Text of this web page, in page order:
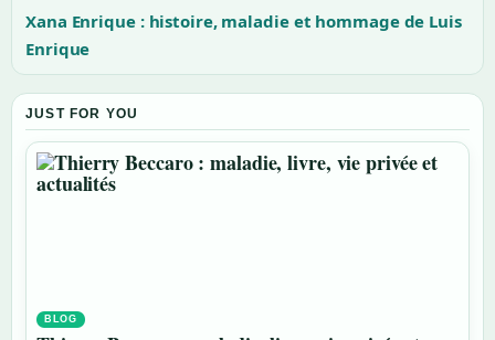
Xana Enrique : histoire, maladie et hommage de Luis
Enrique
JUST FOR YOU
BLOG